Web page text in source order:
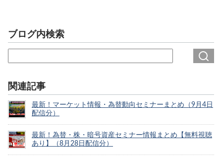
ブログ内検索
関連記事
最新！マーケット情報・為替動向セミナーまとめ（9月4日
配信分）
最新！為替・株・暗号資産セミナー情報まとめ【無料視聴
あり】（8月28日配信分）